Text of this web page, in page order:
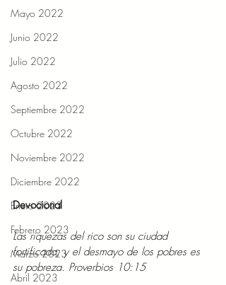
Mayo 2022
Junio 2022
Julio 2022
Agosto 2022
Septiembre 2022
Octubre 2022
Noviembre 2022
Diciembre 2022
Enero 2023
Febrero 2023
Marzo 2023
Abril 2023
Devocional
Las riquezas del rico son su ciudad
fortificada; y el desmayo de los pobres es
su pobreza. Proverbios 10:15